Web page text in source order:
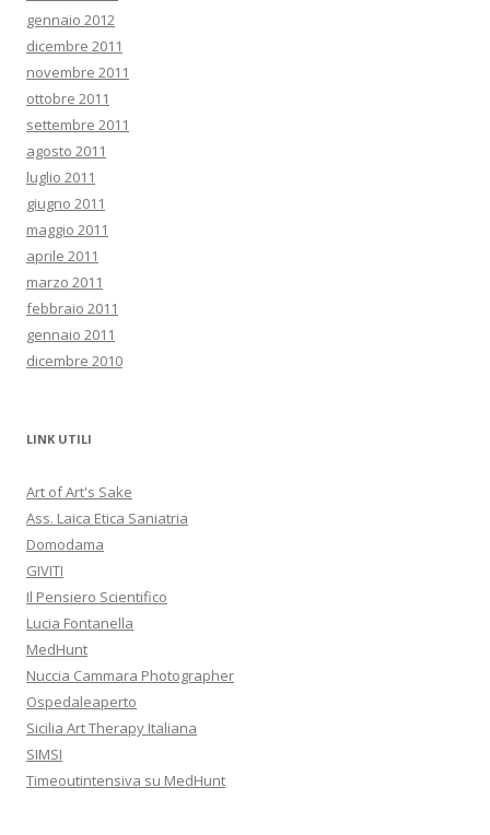
gennaio 2012
dicembre 2011
novembre 2011
ottobre 2011
settembre 2011
agosto 2011
luglio 2011
giugno 2011
maggio 2011
aprile 2011
marzo 2011
febbraio 2011
gennaio 2011
dicembre 2010
LINK UTILI
Art of Art's Sake
Ass. Laica Etica Saniatria
Domodama
GIVITI
Il Pensiero Scientifico
Lucia Fontanella
MedHunt
Nuccia Cammara Photographer
Ospedaleaperto
Sicilia Art Therapy Italiana
SIMSI
Timeoutintensiva su MedHunt